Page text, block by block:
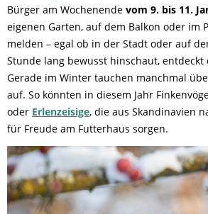
Bürger am Wochenende vom 9. bis 11.
eigenen Garten, auf dem Balkon oder im
melden – egal ob in der Stadt oder auf
Stunde lang bewusst hinschaut,
Gerade im Winter tauchen manchmal
auf. So könnten in diesem Jahr
oder Erlenzeisige, die aus Skandinavien
für Freude am Futterhaus sorgen.